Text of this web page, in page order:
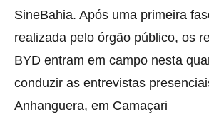
SineBahia. Após uma primeira
realizada pelo órgão público, os
BYD entram em campo nesta
conduzir as entrevistas
Anhanguera, em Camaçari